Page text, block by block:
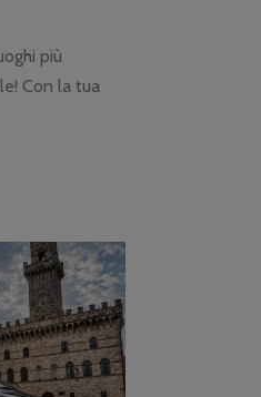
più
Con la tua